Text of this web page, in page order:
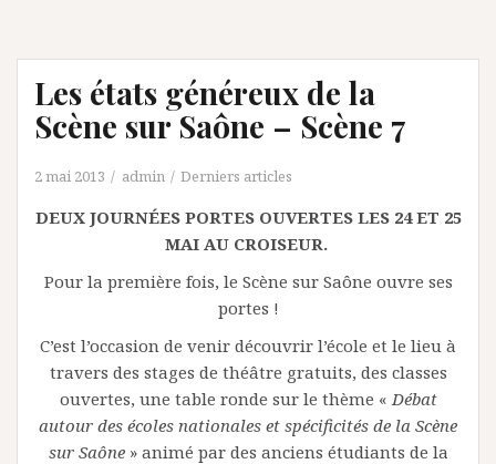
Les états généreux de la
Scène sur Saône – Scène 7
2 mai 2013 admin Derniers articles
DEUX JOURNÉES PORTES OUVERTES LES 24 ET 25
MAI AU CROISEUR.
Pour la première fois, le Scène sur Saône ouvre ses
portes !
C’est l’occasion de venir découvrir l’école et le lieu à
travers des stages de théâtre gratuits, des classes
ouvertes, une table ronde sur le thème « Débat
autour des écoles nationales et spécificités de la Scène
sur Saône» animé par des anciens étudiants de la